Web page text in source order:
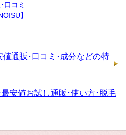
口コミ
】
値通販･口コミ･成分などの特
安値お試し通販･使い方･脱毛